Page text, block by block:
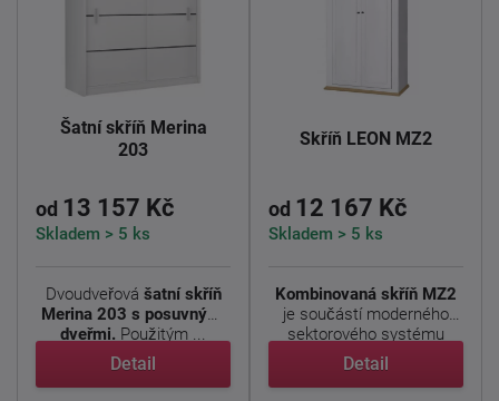
Šatní skříň Merina
203
od 13 157 Kč
Skladem > 5 ks
Dvoudveřová šatní skříň
Merina 203 s posuvnými
dveřmi. Použitým ...
Detail
Skříň LEON MZ2
od 12 167 Kč
Skladem > 5 ks
Kombinovaná skříň MZ2
je součástí moderného
sektorového systému
LEON
. ...
Detail